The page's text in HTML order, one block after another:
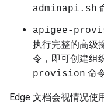
adminapi.sh
apigee-
执行完整的高级
令，即可创建组
provision 命
Edge 文档会视情况使